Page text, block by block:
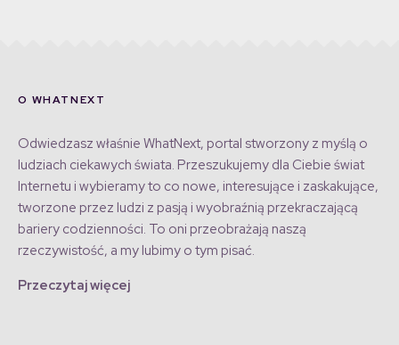
O WHATNEXT
Odwiedzasz właśnie WhatNext, portal stworzony z myślą o
ludziach ciekawych świata. Przeszukujemy dla Ciebie świat
Internetu i wybieramy to co nowe, interesujące i zaskakujące,
tworzone przez ludzi z pasją i wyobraźnią przekraczającą
bariery codzienności. To oni przeobrażają naszą
rzeczywistość, a my lubimy o tym pisać.
Przeczytaj więcej